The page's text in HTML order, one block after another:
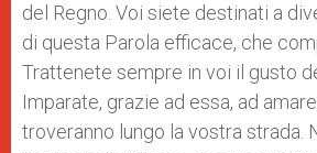
del Regno. Voi siete destinati a
di questa Parola efficace, che
Trattenete sempre in voi il gusto
Imparate, grazie ad essa, ad
troveranno lungo la vostra strada.